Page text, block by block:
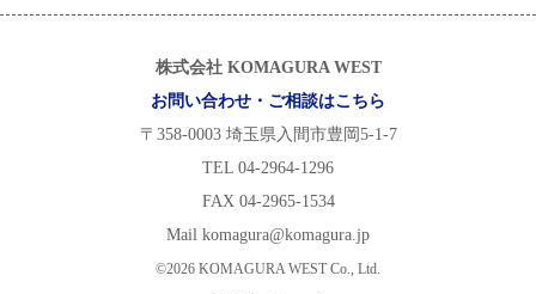
株式会社 KOMAGURA WEST
お問い合わせ・ご相談はこちら
〒358-0003 埼玉県入間市豊岡5-1-7
TEL 04-2964-1296
FAX 04-2965-1534
Mail komagura@komagura.jp
©2026 KOMAGURA WEST Co., Ltd.